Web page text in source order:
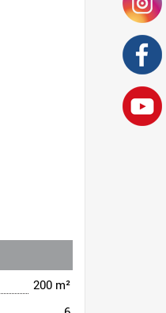
200 m²